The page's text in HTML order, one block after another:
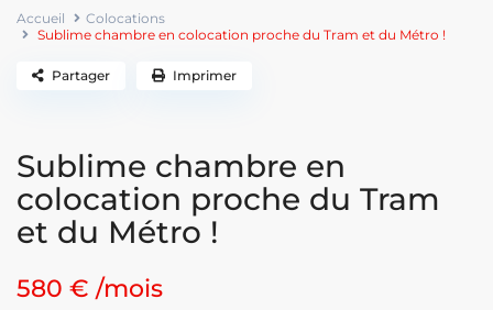
Accueil
Colocations
Sublime chambre en colocation proche du Tram et du Métro !
Sublime chambre en
colocation proche du Tram
et du Métro !
580 €/mois
Partager Imprimer